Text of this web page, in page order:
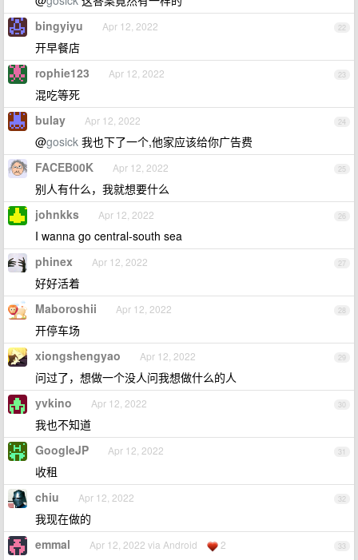
22
bingyiyu Apr 12, 2022
开早餐店
23
rophie123 Apr 12, 2022
混吃等死
24
bulay Apr 12, 2022
@gosick 我也下了一个,他家应该给你广告费
25
FACEB00K Apr 12, 2022
别人有什么，我就想要什么
26
johnkks Apr 12, 2022
I wanna go central-south sea
27
phinex Apr 12, 2022
好好活着
28
Maboroshii Apr 12, 2022
开停车场
29
xiongshengyao Apr 12, 2022
问过了，想做一个没人问我想做什么的人
30
yvkino Apr 12, 2022
我也不知道
31
GoogleJP Apr 12, 2022
收租
32
chiu Apr 12, 2022
我现在做的
33
emmal Apr 12, 2022 via Android 2